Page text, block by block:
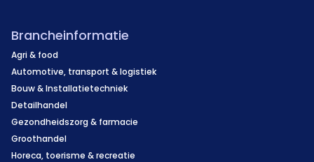
Brancheinformatie
Agri & food
Automotive, transport & logistiek
Bouw & Installatietechniek
Detailhandel
Gezondheidszorg & farmacie
Groothandel
Horeca, toerisme & recreatie